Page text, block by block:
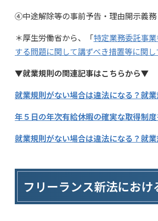
④中途解除等の事前予告・理由開示義務
＊厚生労働省から、「特定業務委託事
する問題に関して講ずべき措置等に関
▼就業規則の関連記事はこちらから▼
就業規則がない場合は違法になる？就
年５日の年次有給休暇の確実な取得制
就業規則がない場合は違法になる？就
フリーランス新法にお